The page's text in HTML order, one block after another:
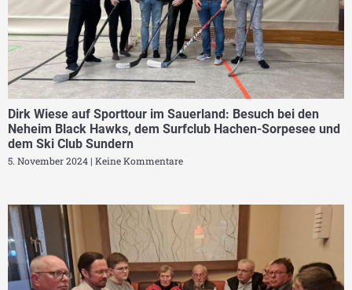
Dirk Wiese auf Sporttour im Sauerland: Besuch bei den
Neheim Black Hawks, dem Surfclub Hachen-Sorpesee und
dem Ski Club Sundern
5. November 2024 Keine Kommentare